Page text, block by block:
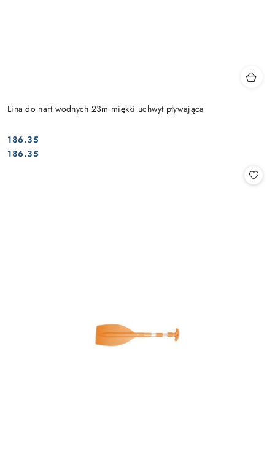
Lina do nart wodnych 23m miękki uchwyt pływająca
Cena:
186.35
Cena:
186.35